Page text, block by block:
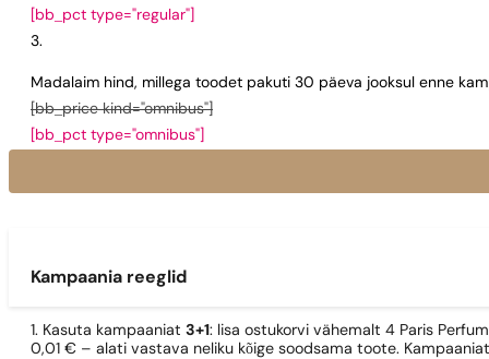
[bb_pct type="regular"]
Madalaim hind, millega toodet pakuti 30 päeva jooksul enne
[bb_price kind="omnibus"]
[bb_pct type="omnibus"]
Kampaania reeglid
1. Kasuta kampaaniat 3+1: lisa ostukorvi vähemalt 4 Paris
0,01 € – alati vastava neliku kõige soodsama toote.